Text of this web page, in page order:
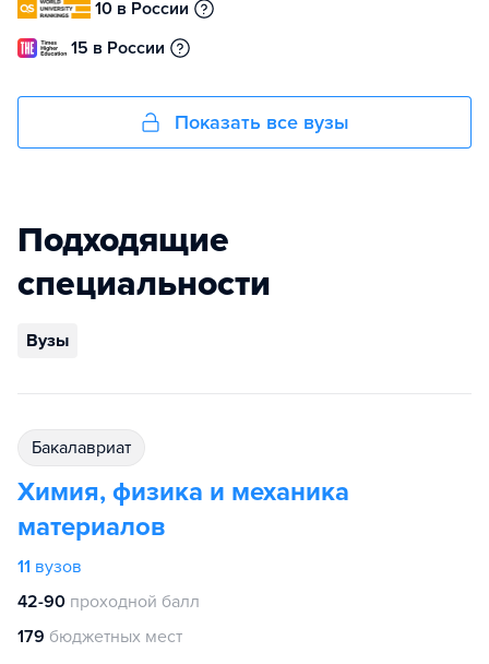
10 в России
15 в России
Показать все вузы
Подходящие
специальности
Вузы
бакалавриат
Химия, физика и механика
материалов
11 вузов
42-90 проходной балл
179 бюджетных мест